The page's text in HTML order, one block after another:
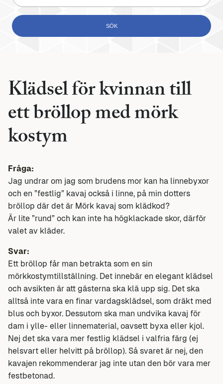
Klädsel för kvinnan till
ett bröllop med mörk
kostym
Fråga:
Jag undrar om jag som brudens mor kan ha linnebyxor
och en ”festlig” kavaj också i linne, på min dotters
bröllop där det är Mörk kavaj som klädkod?
Är lite ”rund” och kan inte ha högklackade skor, därför
valet av kläder.
Svar:
Ett bröllop får man betrakta som en sin
mörkkostymtillställning. Det innebär en elegant klädsel
och avsikten är att gästerna ska klä upp sig. Det ska
alltså inte vara en finar vardagsklädsel, som dräkt med
blus och byxor. Dessutom ska man undvika kavaj för
dam i ylle- eller linnematerial, oavsett byxa eller kjol.
Nej det ska vara mer festlig klädsel i valfria färg (ej
helsvart eller helvitt på bröllop). Så svaret är nej, den
kavajen rekommenderar jag inte utan den bör vara mer
festbetonad.